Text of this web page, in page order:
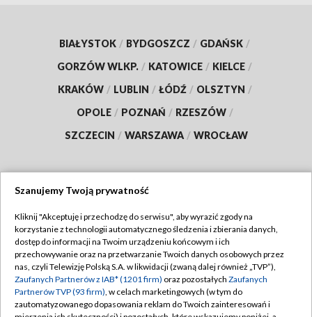
BIAŁYSTOK / BYDGOSZCZ / GDAŃSK /
GORZÓW WLKP. / KATOWICE / KIELCE /
KRAKÓW / LUBLIN / ŁÓDŹ / OLSZTYN /
OPOLE / POZNAŃ / RZESZÓW /
SZCZECIN / WARSZAWA / WROCŁAW
TVP
Abonament TVP
Emisja w TVP
Centrum informacji TVP
Regulamin TVP
Polityka prywatności
Moje zgody
Szanujemy Twoją prywatność
Kliknij "Akceptuję i przechodzę do serwisu", aby wyrazić zgody na
korzystanie z technologii automatycznego śledzenia i zbierania danych,
dostęp do informacji na Twoim urządzeniu końcowym i ich
przechowywanie oraz na przetwarzanie Twoich danych osobowych przez
nas, czyli Telewizję Polską S.A. w likwidacji (zwaną dalej również „TVP”),
Zaufanych Partnerów z IAB* (1201 firm) oraz pozostałych Zaufanych
Partnerów TVP (93 firm), w celach marketingowych (w tym do
zautomatyzowanego dopasowania reklam do Twoich zainteresowań i